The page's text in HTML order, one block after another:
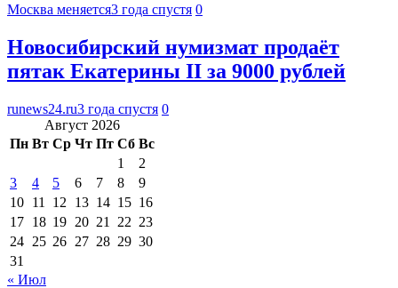
Москва меняется3 года спустя 0
Новосибирский нумизмат продаёт
пятак Екатерины II за 9000 рублей
runews24.ru3 года спустя 0
Август 2026
Пн Вт Ср Чт Пт Сб Вс
1
2
3
4 5 6 7 8
9
10 11 12 13 14 15 16
17 18 19 20 21 22 23
24 25 26 27 28 29 30
31
« Июл